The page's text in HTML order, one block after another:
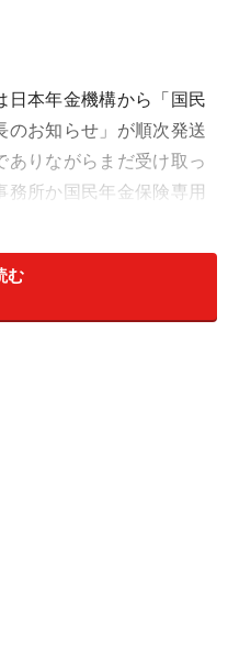
日本年金機構から「国民
のお知らせ」が順次発送
ありながらまだ受け取っ
務所か国民年金保険専用
む